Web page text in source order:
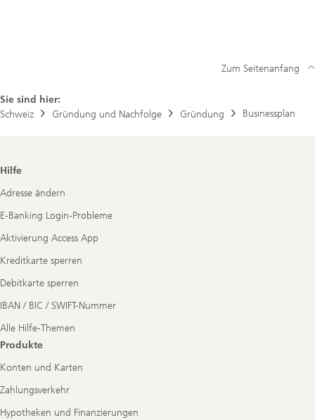
Sie sind hier:
Schweiz
Gründung und Nachfolge Gründung Businessplan
Zum Seitenanfang
Footer
Hilfe
Adresse ändern
E-Banking Login-Probleme
Aktivierung Access App
Kreditkarte sperren
Debitkarte sperren
IBAN / BIC / SWIFT-Nummer
Alle Hilfe-Themen
Produkte
Konten und Karten
Zahlungsverkehr
Hypotheken und Finanzierungen